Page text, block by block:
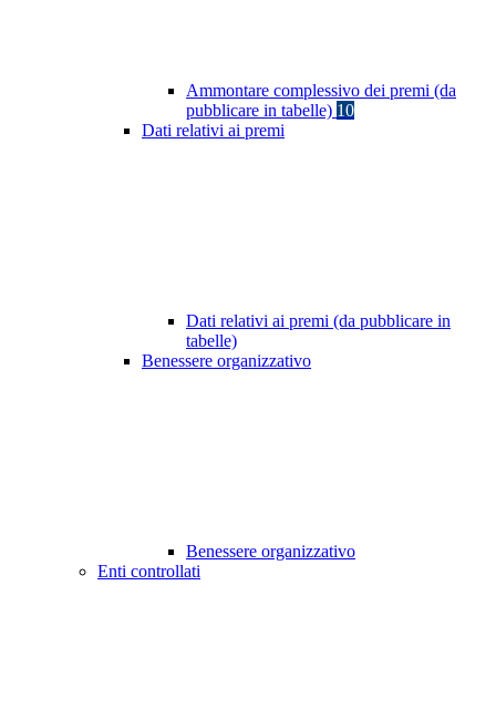
Ammontare complessivo dei premi (da
pubblicare in tabelle) 10
Dati relativi ai premi
Dati relativi ai premi (da pubblicare in
tabelle)
Benessere organizzativo
Benessere organizzativo
Enti controllati